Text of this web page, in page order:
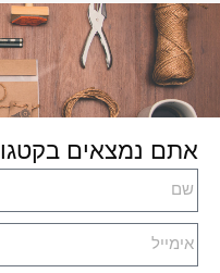
אתם נמצאים